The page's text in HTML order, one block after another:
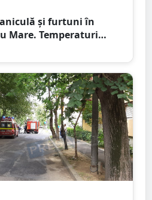
și furtuni în
Mare. Temperaturi
de vijelii și grindină